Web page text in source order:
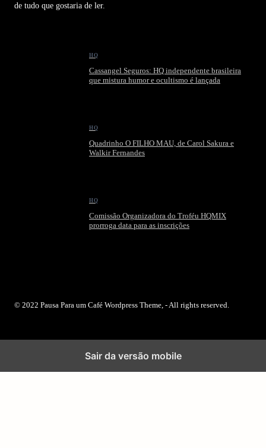
de tudo que gostaria de ler.
HQ
Cassangel Seguros: HQ independente brasileira
que mistura humor e ocultismo é lançada
HQ
Quadrinho O FILHO MAU, de Carol Sakura e
Walkir Fernandes
HQ
Comissão Organizadora do Troféu HQMIX
prorroga data para as inscrições
© 2022 Pausa Para um Café Wordpress Theme, - All rights reserved.
Sair da versão mobile